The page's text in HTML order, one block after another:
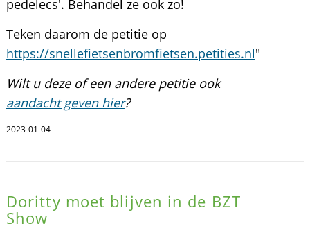
pedelecs'. Behandel ze ook zo!
Teken daarom de petitie op
https://snellefietsenbromfietsen.petities.nl"
Wilt u deze of een andere petitie ook
aandacht geven hier?
2023-01-04
Doritty moet blijven in de BZT
Show